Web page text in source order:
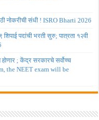
नोकरीची संधी ! ISRO Bharti 2026
पदांची भरती सुरु; पात्रता १२वी
होणार ; केंद्र सरकारचे सर्वोच्च
the NEET exam will be